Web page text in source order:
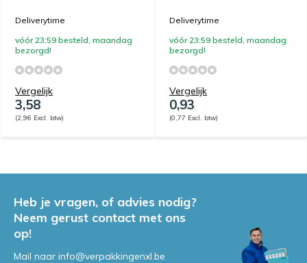
Deliverytime
vóór 23:59 besteld, maandag
bezorgd!
Vergelijk
3,58
(2,96 Excl. btw)
Deliverytime
vóór 23:59 besteld, maandag
bezorgd!
Vergelijk
0,93
(0,77 Excl. btw)
Heb je vragen, of advies nodig?
Neem gerust contact met ons
op!
Mail naar info@verpakkingenxl.be